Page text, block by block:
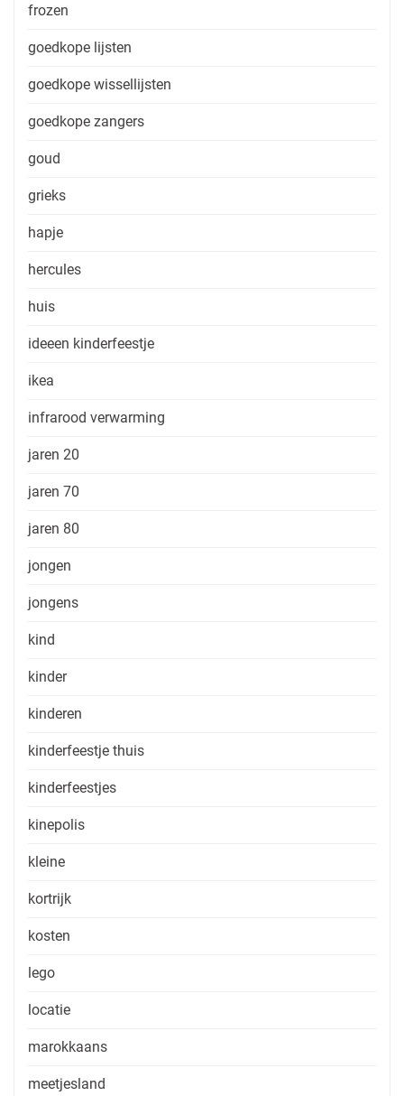
frozen
goedkope lijsten
goedkope wissellijsten
goedkope zangers
goud
grieks
hapje
hercules
huis
ideeen kinderfeestje
ikea
infrarood verwarming
jaren 20
jaren 70
jaren 80
jongen
jongens
kind
kinder
kinderen
kinderfeestje thuis
kinderfeestjes
kinepolis
kleine
kortrijk
kosten
lego
locatie
marokkaans
meetjesland